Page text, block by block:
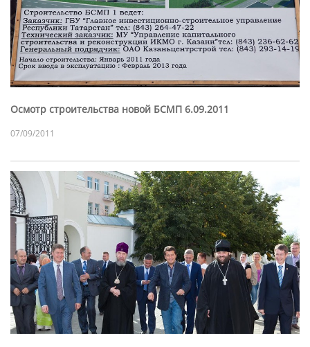
Осмотр строительства новой БСМП 6.09.2011
07/09/2011